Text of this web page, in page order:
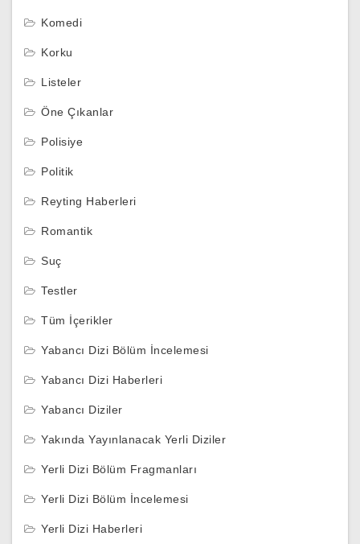
Komedi
Korku
Listeler
Öne Çıkanlar
Polisiye
Politik
Reyting Haberleri
Romantik
Suç
Testler
Tüm İçerikler
Yabancı Dizi Bölüm İncelemesi
Yabancı Dizi Haberleri
Yabancı Diziler
Yakında Yayınlanacak Yerli Diziler
Yerli Dizi Bölüm Fragmanları
Yerli Dizi Bölüm İncelemesi
Yerli Dizi Haberleri